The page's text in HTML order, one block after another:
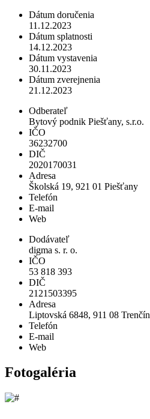
Dátum doručenia
11.12.2023
Dátum splatnosti
14.12.2023
Dátum vystavenia
30.11.2023
Dátum zverejnenia
21.12.2023
Odberateľ
Bytový podnik Piešťany, s.r.o.
IČO
36232700
DIČ
2020170031
Adresa
Školská 19, 921 01 Piešťany
Telefón
E-mail
Web
Dodávateľ
digma s. r. o.
IČO
53 818 393
DIČ
2121503395
Adresa
Liptovská 6848, 911 08 Trenčín
Telefón
E-mail
Web
Fotogaléria